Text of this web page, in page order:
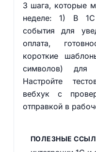
3 шага, которые
неделе: 1) В 1С
события для
оплата,
короткие
символов) для
Настройте
вебхук с
отправкой в
ПОЛЕЗНЫЕ